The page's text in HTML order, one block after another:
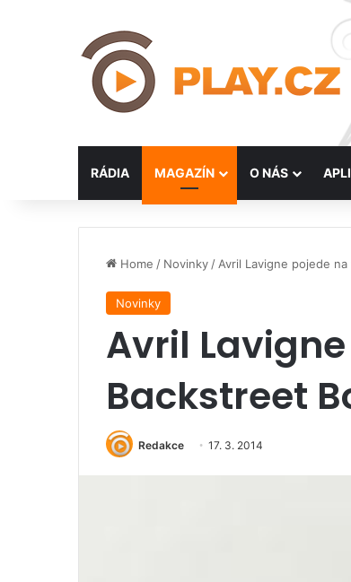
RÁDIA MAGAZÍN O NÁS
Home / Novinky / Avril Lavigne pojede
Novinky
Avril
Backstreet
Redakce 17. 3. 2014